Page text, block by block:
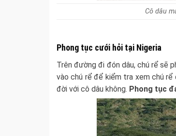
Cô dâu
Phong tục cưới hỏi tại Nigeria
Trên đường đi đón dâu, chú rể sẽ
vào chú rể để kiểm tra xem chú
đời với cô dâu không. Phong tục